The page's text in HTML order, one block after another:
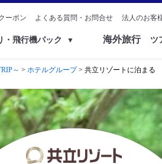
ーポン よくある質問・お問合せ 法人のお客
・飛行機パック ▼ 海外旅行 ツ
～ > ホテルグループ> 共立リゾートに泊まる